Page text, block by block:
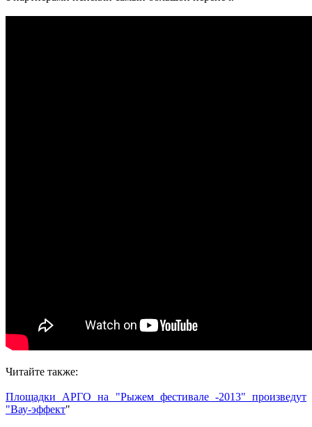
Читайте также:
Площадки АРГО на "Рыжем фестивале -2013" произведут
"Вау-эффект"